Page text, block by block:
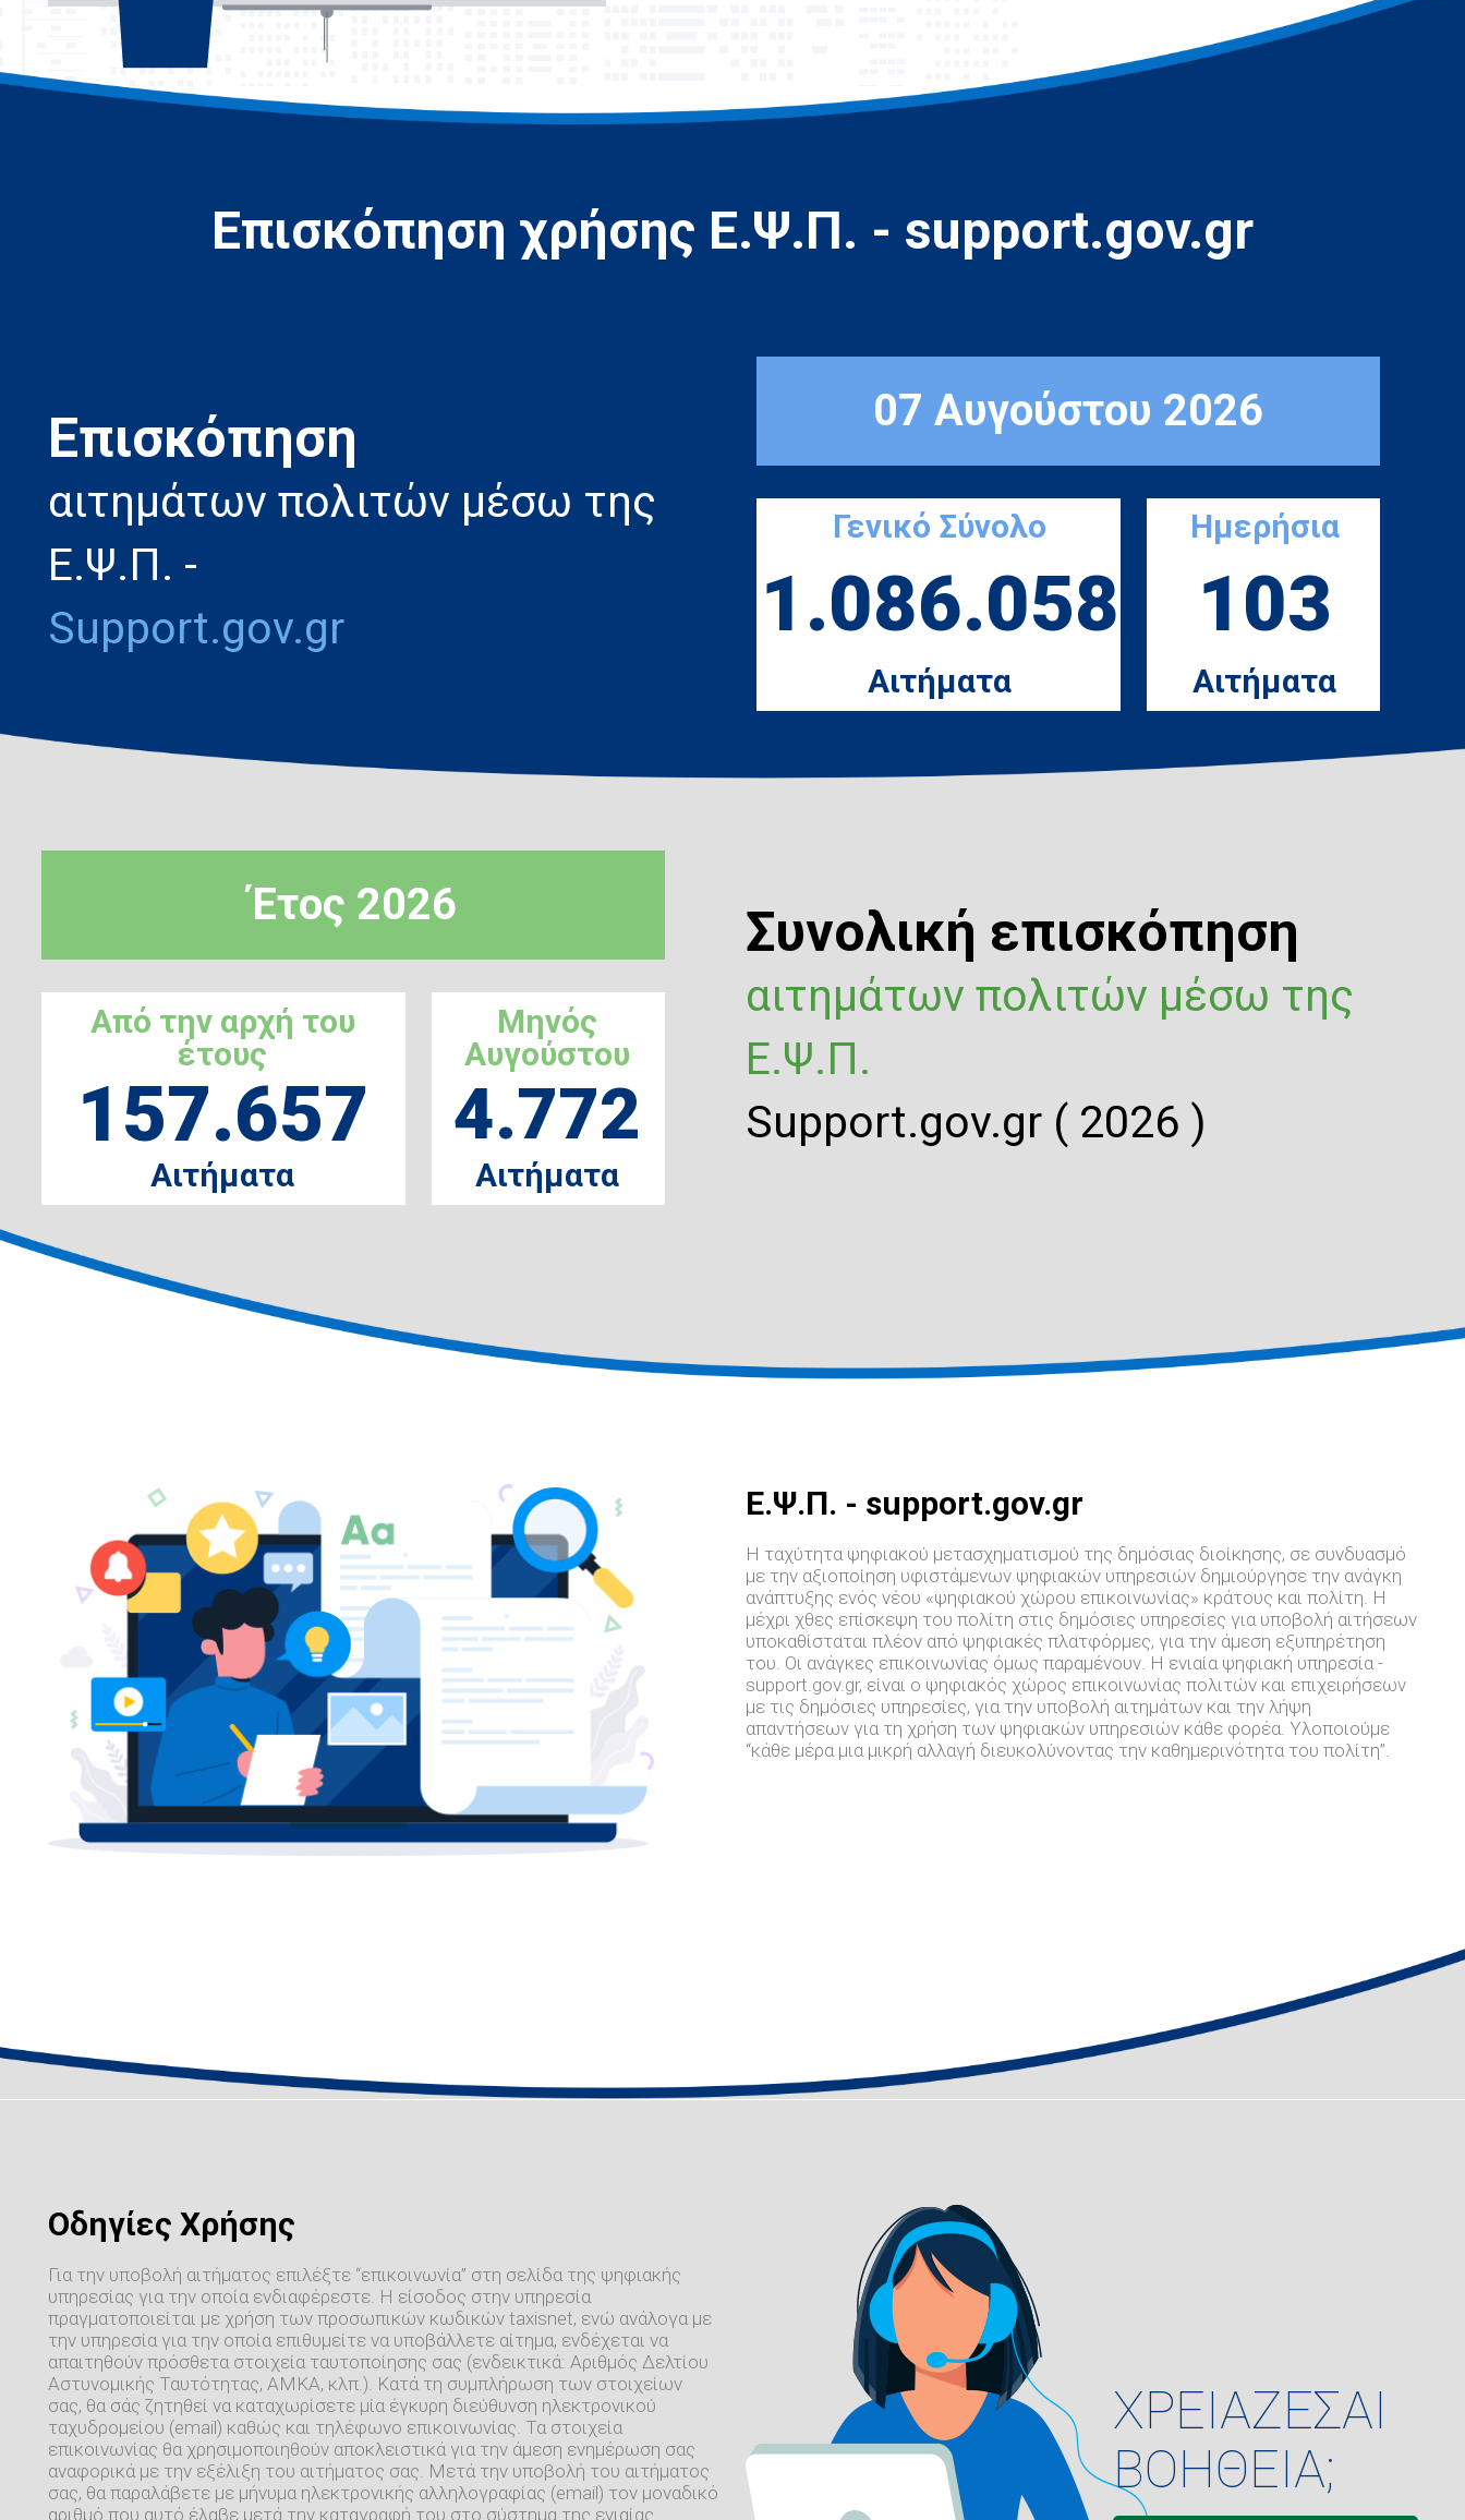
Επισκόπηση χρήσης Ε.Ψ.Π. - support.gov.gr
Eπισκόπηση
αιτημάτων πολιτών μέσω της
Ε.Ψ.Π. -
Support.gov.gr
07 Αυγούστου 2026
Γενικό Σύνολο
1.086.058
Αιτήματα
Ημερήσια
103
Αιτήματα
Έτος 2026
Από την αρχή του
έτους
157.657
Αιτήματα
Μηνός
Αυγούστου
4.772
Αιτήματα
Συνολική επισκόπηση
αιτημάτων πολιτών μέσω της
Ε.Ψ.Π.
Support.gov.gr ( 2026 )
E.Ψ.Π. - support.gov.gr
Η ταχύτητα ψηφιακού μετασχηματισμού της δημόσιας διοίκησης, σε συνδυασμό
με την αξιοποίηση υφιστάμενων ψηφιακών υπηρεσιών δημιούργησε την ανάγκη
ανάπτυξης ενός νέου «ψηφιακού χώρου επικοινωνίας» κράτους και πολίτη. Η
μέχρι χθες επίσκεψη του πολίτη στις δημόσιες υπηρεσίες για υποβολή αιτήσεων
υποκαθίσταται πλέον από ψηφιακές πλατφόρμες, για την άμεση εξυπηρέτηση
του. Οι ανάγκες επικοινωνίας όμως παραμένουν. Η ενιαία ψηφιακή υπηρεσία -
support.gov.gr, είναι ο ψηφιακός χώρος επικοινωνίας πολιτών και επιχειρήσεων
με τις δημόσιες υπηρεσίες, για την υποβολή αιτημάτων και την λήψη
απαντήσεων για τη χρήση των ψηφιακών υπηρεσιών κάθε φορέα. Υλοποιούμε
“κάθε μέρα μια μικρή αλλαγή διευκολύνοντας την καθημερινότητα του πολίτη”.
Οδηγίες Χρήσης
Για την υποβολή αιτήματος επιλέξτε “επικοινωνία” στη σελίδα της ψηφιακής
υπηρεσίας για την οποία ενδιαφέρεστε. Η είσοδος στην υπηρεσία
πραγματοποιείται με χρήση των προσωπικών κωδικών taxisnet, ενώ ανάλογα με
την υπηρεσία για την οποία επιθυμείτε να υποβάλλετε αίτημα, ενδέχεται να
απαιτηθούν πρόσθετα στοιχεία ταυτοποίησης σας (ενδεικτικά: Αριθμός Δελτίου
Αστυνομικής Ταυτότητας, ΑΜΚΑ, κλπ.). Κατά τη συμπλήρωση των στοιχείων
σας, θα σάς ζητηθεί να καταχωρίσετε μία έγκυρη διεύθυνση ηλεκτρονικού
ταχυδρομείου (email) καθώς και τηλέφωνο επικοινωνίας. Τα στοιχεία
επικοινωνίας θα χρησιμοποιηθούν αποκλειστικά για την άμεση ενημέρωση σας
αναφορικά με την εξέλιξη του αιτήματος σας. Μετά την υποβολή του αιτήματος
σας, θα παραλάβετε με μήνυμα ηλεκτρονικής αλληλογραφίας (email) τον μοναδικό
αριθμό που αυτό έλαβε μετά την καταγραφή του στο σύστημα της ενιαίας
ΧΡΕΙΑΖΕΣΑΙ
ΒΟΗΘΕΙΑ;